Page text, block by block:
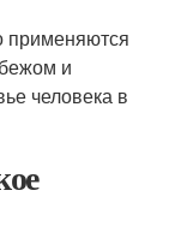
применяются
и
человека в